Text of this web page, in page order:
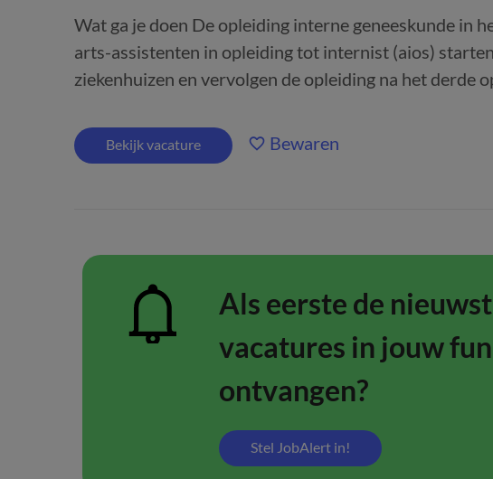
Wat ga je doen De opleiding interne geneeskunde in
arts-assistenten in opleiding tot internist (aios)
ziekenhuizen en vervolgen de opleiding na het derde
Bekijk vacature Bewaren
Als eerste de
vacatures in jouw
ontvangen?
Stel JobAlert in!